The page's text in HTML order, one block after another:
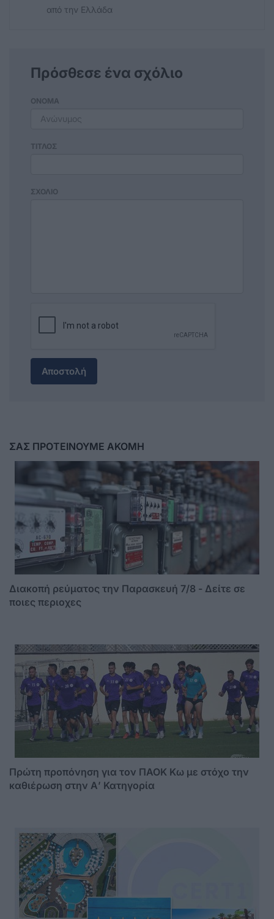
από την Ελλάδα
Πρόσθεσε ένα σχόλιο
ΟΝΟΜΑ
ΤΙΤΛΟΣ
ΣΧΟΛΙΟ
Αποστολή
ΣΑΣ ΠΡΟΤΕΙΝΟΥΜΕ ΑΚΟΜΗ
Διακοπή ρεύματος την Παρασκευή 7/8 - Δείτε σε
ποιες περιοχες
Πρώτη προπόνηση για τον ΠΑΟΚ Κω με στόχο την
καθιέρωση στην Α’ Κατηγορία